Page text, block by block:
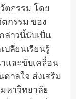
ตกรรม โดย
กรรม ของ
ล่าวนี้นับเป็น
ปลี่ยนเรียนรู้
และขับเคลื่อน
าลใจ ส่งเสริม
หาวิทยาลัย